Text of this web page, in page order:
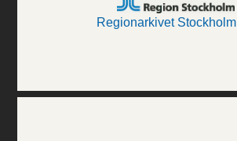
Regionarkivet Stockholm